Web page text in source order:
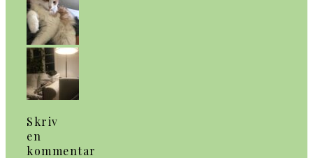
Skriv
en
kommentar